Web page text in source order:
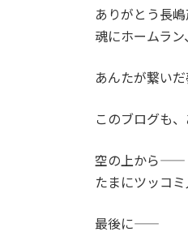
ありがとう長嶋
魂にホームラン
あんたが繋い
このブログも
空の上から――
たまにツッコ
最後に――